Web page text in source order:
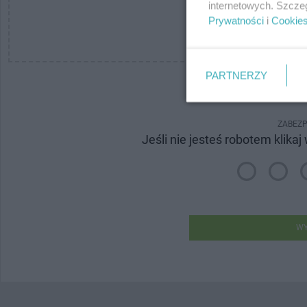
* pola
Jeśli nie jesteś robotem klikaj
internetowych.
Prywatności i Cookies
PARTNERZY